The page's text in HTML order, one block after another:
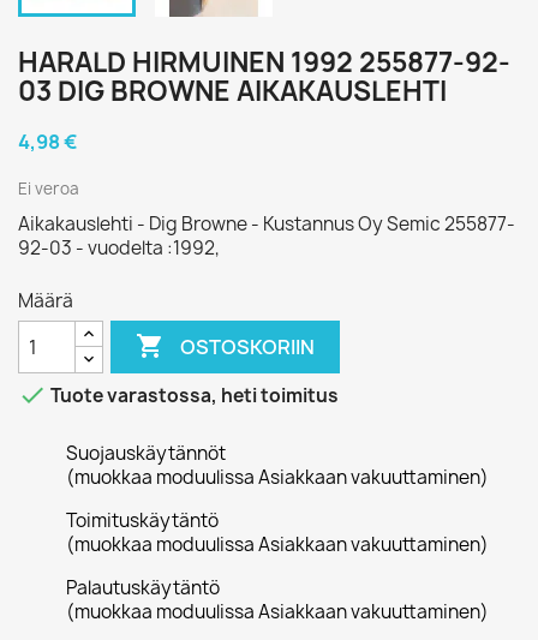
HARALD HIRMUINEN 1992 255877-92-
03 DIG BROWNE AIKAKAUSLEHTI
4,98 €
Ei veroa
Aikakauslehti - Dig Browne - Kustannus Oy Semic 255877-
92-03 - vuodelta :1992,
Määrä
 OSTOSKORIIN
 Tuote varastossa, heti toimitus
Suojauskäytännöt
(muokkaa moduulissa Asiakkaan vakuuttaminen)
Toimituskäytäntö
(muokkaa moduulissa Asiakkaan vakuuttaminen)
Palautuskäytäntö
(muokkaa moduulissa Asiakkaan vakuuttaminen)